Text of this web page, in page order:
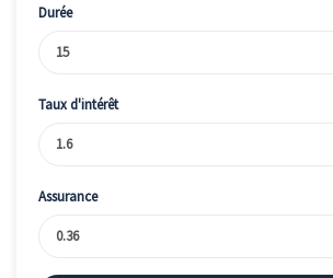
Durée
Taux d'intérêt
Assurance